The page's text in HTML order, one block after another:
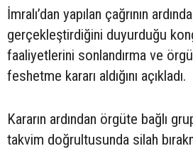
İmralı’dan yapılan çağrının
gerçekleştirdiğini duyurduğu
faaliyetlerini sonlandırma ve
feshetme kararı aldığını açıkladı.
Kararın ardından örgüte bağlı
takvim doğrultusunda silah